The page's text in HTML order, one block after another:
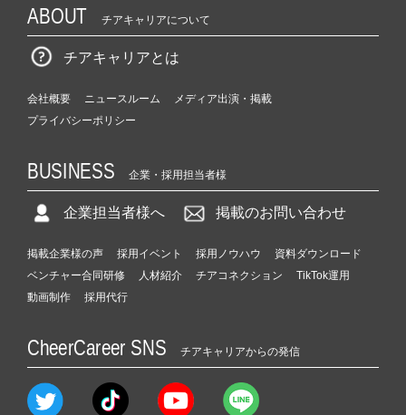
ABOUT チアキャリアについて
チアキャリアとは
会社概要 ニュースルーム
メディア出演・掲載
プライバシーポリシー
BUSINESS 企業・採用担当者様
企業担当者様へ 掲載のお問い合わせ
掲載企業様の声 採用イベント 採用ノウハウ
資料ダウンロード
ベンチャー合同研修
人材紹介 チアコネクション
TikTok運用
動画制作
採用代行
CheerCareer SNS チアキャリアからの発信